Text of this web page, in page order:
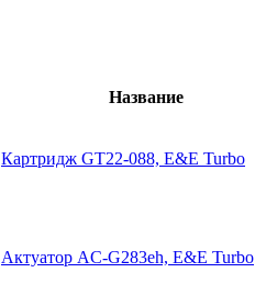
Название
Картридж GT22-088, E&E Turbo
Актуатор AC-G283eh, E&E Turbo